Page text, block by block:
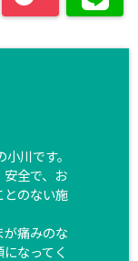
川です。
安全で、お
とのない施
が痛みのな
なってく